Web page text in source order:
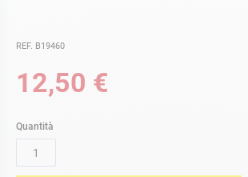
REF. B19460
12,50 €
Quantità